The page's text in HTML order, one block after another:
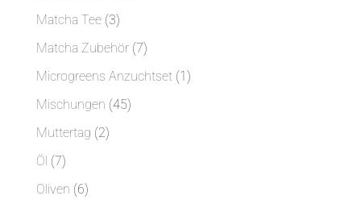
Matcha Tee 33
Produkte
Matcha Zubehör 77
Produkte
Microgreens Anzuchtset 11
Mischungen 4545
Muttertag 22
Öl 77
Produkte
Oliven 66